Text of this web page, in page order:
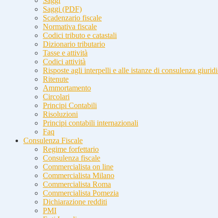
Saggi (PDF)
Scadenzario fiscale
Normativa fiscale
Codici tributo e catastali
Dizionario tributario
Tasse e attività
Codici attività
Risposte agli interpelli e alle istanze di consulenza
Ritenute
Ammortamento
Circolari
Principi Contabili
Risoluzioni
Principi contabili internazionali
Faq
Consulenza Fiscale
Regime forfettario
Consulenza fiscale
Commercialista on line
Commercialista Milano
Commercialista Roma
Commercialista Pomezia
Dichiarazione redditi
PMI